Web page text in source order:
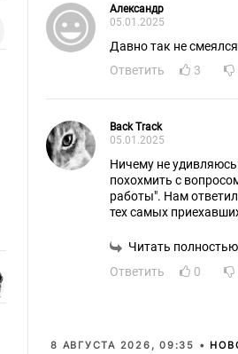
Александр
05.01.2025
Давно так не
Ответить
3
Back Track
05.01.2025
Ничему не
похохмить с
работы". Нам
тех самых
Читать полностью
Ответить
0
8 АВГУСТА 2026, 09:35 •